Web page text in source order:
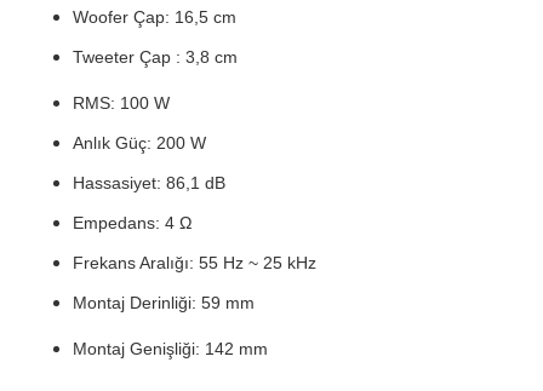
Woofer Çap: 16,5 cm
Tweeter Çap : 3,8 cm
RMS: 100 W
Anlık Güç: 200 W
Hassasiyet: 86,1 dB
Empedans: 4 Ω
Frekans Aralığı: 55 Hz ~ 25 kHz
Montaj Derinliği: 59 mm
Montaj Genişliği: 142 mm